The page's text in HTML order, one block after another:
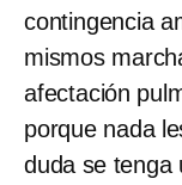
contingencia
mismos
afectación
porque nada
duda se tenga